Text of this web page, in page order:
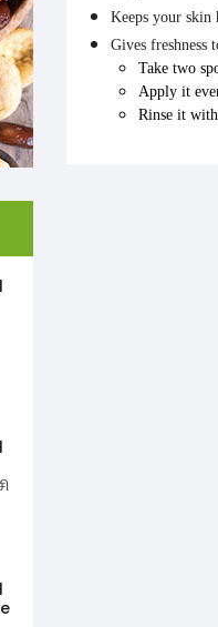
Keeps your skin
Gives
Take two
Apply it
Rinse it